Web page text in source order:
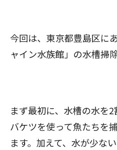
今回は、東京都豊島区に
ャイン水族館」の水槽掃
まず最初に、水槽の水を
バケツを使って魚たちを
ます。加えて、水が少な